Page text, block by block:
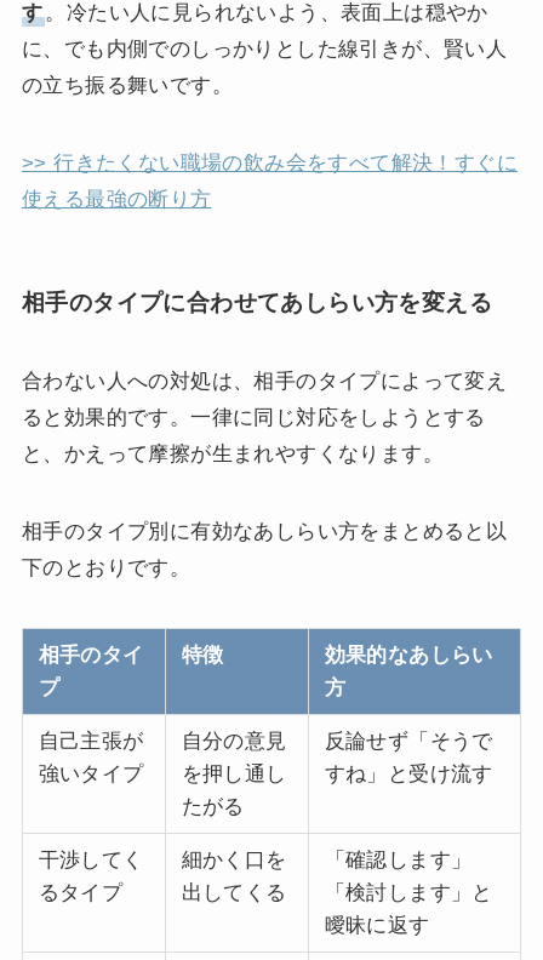
す。冷たい人に見られないよう、表面上は穏やか
に、でも内側でのしっかりとした線引きが、賢い人
の立ち振る舞いです。
>> 行きたくない職場の飲み会をすべて解決！すぐに
使える最強の断り方
相手のタイプに合わせてあしらい方を変える
合わない人への対処は、相手のタイプによって変え
ると効果的です。一律に同じ対応をしようとする
と、かえって摩擦が生まれやすくなります。
相手のタイプ別に有効なあしらい方をまとめると以
下のとおりです。
相手のタイ
プ
特徴
効果的なあしらい
方
自己主張が
強いタイプ
自分の意見
を押し通し
たがる
反論せず「そうで
すね」と受け流す
干渉してく
るタイプ
細かく口を
出してくる
「確認します」
「検討します」と
曖昧に返す